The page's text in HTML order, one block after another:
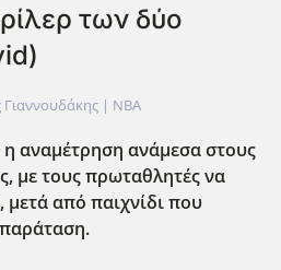
των δύο
Γιαννουδάκης | NBA
η αναμέτρηση ανάμεσα στους
με τους πρωταθλητές να
μετά από παιχνίδι που